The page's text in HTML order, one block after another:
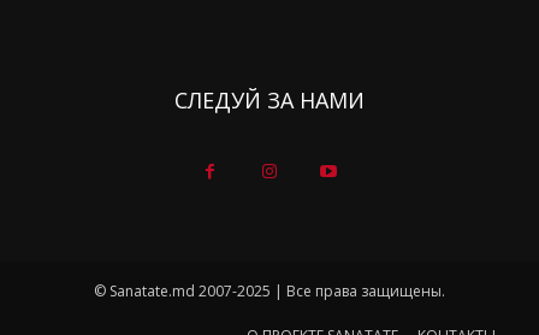
СЛЕДУЙ ЗА НАМИ
© Sanatate.md 2007-2025 | Все права защищены.